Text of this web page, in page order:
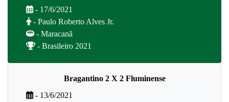
- 17/6/2021
- Paulo Roberto Alves Jr.
- Maracanã
- Brasileiro 2021
Bragantino 2 X 2 Fluminense
- 13/6/2021